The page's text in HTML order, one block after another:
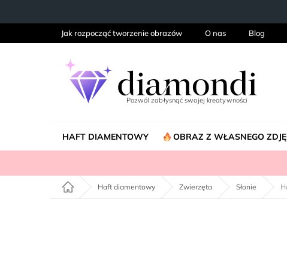
Jak rozpocząć tworzenie obrazów O nas Blog
HAFT DIAMENTOWY OBRAZ Z WŁASNEGO
Home Haft diamentowy Zwierzęta Słonie